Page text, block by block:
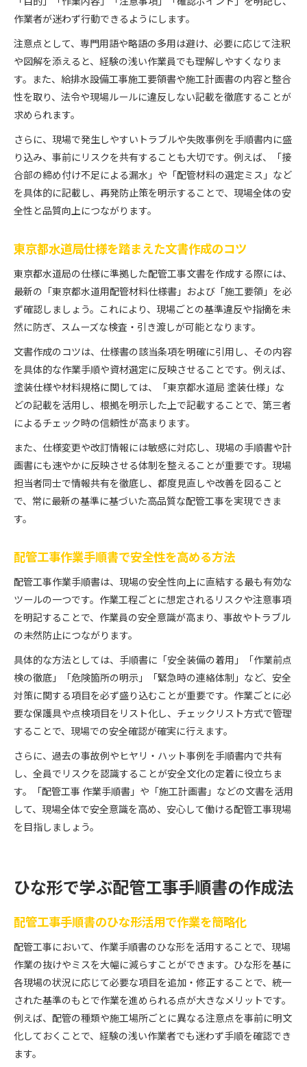
作業者が迷わず行動できるようにします。
注意点として、専門用語や略語の多用は避け、必要に応じて注釈
や図解を添えると、経験の浅い作業員でも理解しやすくなりま
す。また、給排水設備工事施工要領書や施工計画書の内容と整合
性を取り、法令や現場ルールに違反しない記載を徹底することが
求められます。
さらに、現場で発生しやすいトラブルや失敗事例を手順書内に盛
り込み、事前にリスクを共有することも大切です。例えば、「接
合部の締め付け不足による漏水」や「配管材料の選定ミス」など
を具体的に記載し、再発防止策を明示することで、現場全体の安
全性と品質向上につながります。
東京都水道局仕様を踏まえた文書作成のコツ
東京都水道局の仕様に準拠した配管工事文書を作成する際には、
最新の「東京都水道用配管材料仕様書」および「施工要領」を必
ず確認しましょう。これにより、現場ごとの基準違反や指摘を未
然に防ぎ、スムーズな検査・引き渡しが可能となります。
文書作成のコツは、仕様書の該当条項を明確に引用し、その内容
を具体的な作業手順や資材選定に反映させることです。例えば、
塗装仕様や材料規格に関しては、「東京都水道局 塗装仕様」な
どの記載を活用し、根拠を明示した上で記載することで、第三者
によるチェック時の信頼性が高まります。
また、仕様変更や改訂情報には敏感に対応し、現場の手順書や計
画書にも速やかに反映させる体制を整えることが重要です。現場
担当者同士で情報共有を徹底し、都度見直しや改善を図ること
で、常に最新の基準に基づいた高品質な配管工事を実現できま
す。
配管工事作業手順書で安全性を高める方法
配管工事作業手順書は、現場の安全性向上に直結する最も有効な
ツールの一つです。作業工程ごとに想定されるリスクや注意事項
を明記することで、作業員の安全意識が高まり、事故やトラブル
の未然防止につながります。
具体的な方法としては、手順書に「安全装備の着用」「作業前点
検の徹底」「危険箇所の明示」「緊急時の連絡体制」など、安全
対策に関する項目を必ず盛り込むことが重要です。作業ごとに必
要な保護具や点検項目をリスト化し、チェックリスト方式で管理
することで、現場での安全確認が確実に行えます。
さらに、過去の事故例やヒヤリ・ハット事例を手順書内で共有
し、全員でリスクを認識することが安全文化の定着に役立ちま
す。「配管工事 作業手順書」や「施工計画書」などの文書を活用
して、現場全体で安全意識を高め、安心して働ける配管工事現場
を目指しましょう。
ひな形で学ぶ配管工事手順書の作成法
配管工事手順書のひな形活用で作業を簡略化
配管工事において、作業手順書のひな形を活用することで、現場
作業の抜けやミスを大幅に減らすことができます。ひな形を基に
各現場の状況に応じて必要な項目を追加・修正することで、統一
された基準のもとで作業を進められる点が大きなメリットです。
例えば、配管の種類や施工場所ごとに異なる注意点を事前に明文
化しておくことで、経験の浅い作業者でも迷わず手順を確認でき
ます。